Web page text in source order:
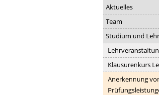
Aktuelles
Team
Studium und
Klausurenkurs
Anerkennung